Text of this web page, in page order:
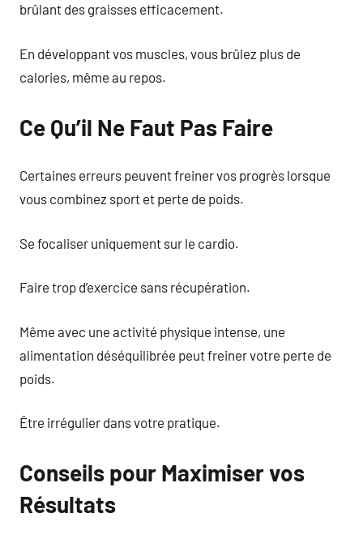
brûlant des graisses efficacement.
En développant vos muscles, vous brûlez plus de
calories, même au repos.
Ce Qu’il Ne Faut Pas Faire
Certaines erreurs peuvent freiner vos progrès lorsque
vous combinez sport et perte de poids.
Se focaliser uniquement sur le cardio.
Faire trop d’exercice sans récupération.
Même avec une activité physique intense, une
alimentation déséquilibrée peut freiner votre perte de
poids.
Être irrégulier dans votre pratique.
Conseils pour Maximiser vos
Résultats